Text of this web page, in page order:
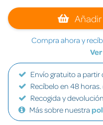
Compra ahora y
Envío gratuito a partir
Recíbelo en 48
Recogida y
Más sobre nuestra